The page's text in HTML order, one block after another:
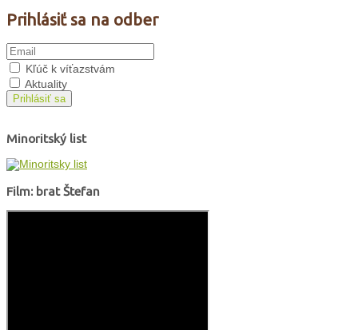
Prihlásiť sa na odber
Kľúč k víťazstvám
Aktuality
Prihlásiť sa
Minoritský list
Film: brat Štefan